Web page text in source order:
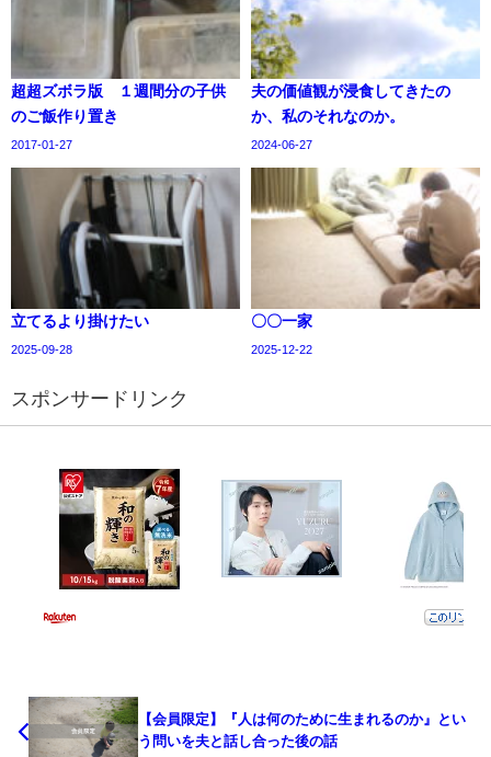
超超ズボラ版 １週間分の子供
のご飯作り置き
2017-01-27
夫の価値観が浸食してきたの
か、私のそれなのか。
2024-06-27
立てるより掛けたい
2025-09-28
〇〇一家
2025-12-22
スポンサードリンク
【会員限定】『人は何のために生まれるのか』とい
う問いを夫と話し合った後の話